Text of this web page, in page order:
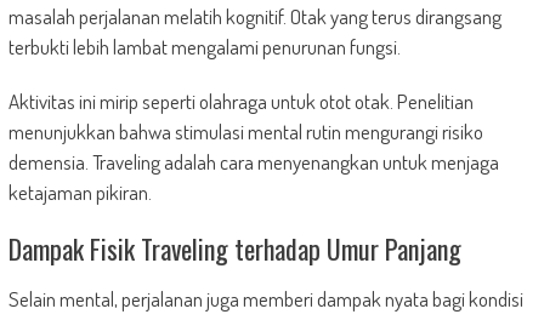
masalah perjalanan melatih kognitif. Otak yang terus dirangsang
terbukti lebih lambat mengalami penurunan fungsi.
Aktivitas ini mirip seperti olahraga untuk otot otak. Penelitian
menunjukkan bahwa stimulasi mental rutin mengurangi risiko
demensia. Traveling adalah cara menyenangkan untuk menjaga
ketajaman pikiran.
Dampak Fisik Traveling terhadap Umur Panjang
Selain mental, perjalanan juga memberi dampak nyata bagi kondisi